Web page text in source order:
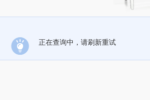
正在查询中，请刷新重试